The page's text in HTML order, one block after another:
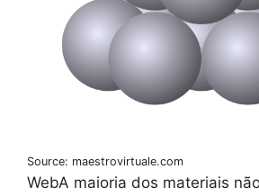
Source: maestrovirtuale.com
WebA maioria dos materiais